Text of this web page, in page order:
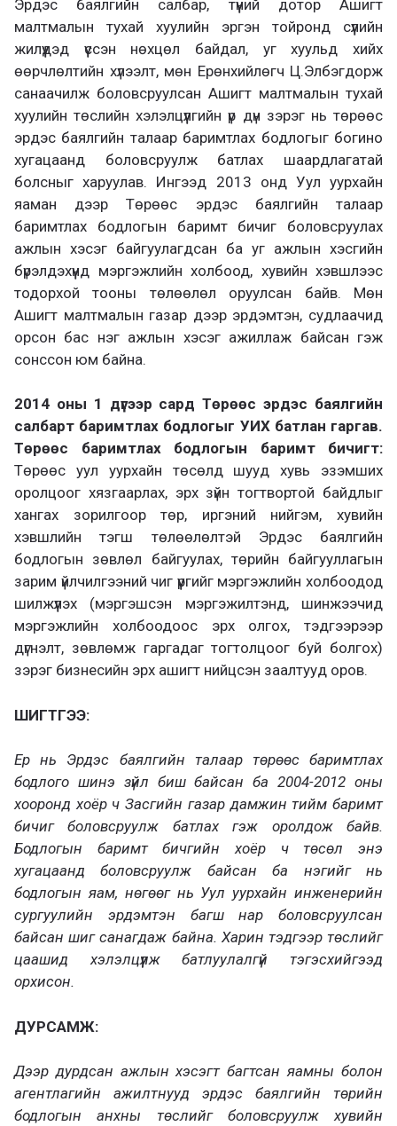
Эрдэс баялгийн салбар, түүний дотор Ашигт
малтмалын тухай хуулийн эргэн тойронд сүүлийн
жилүүдэд үүссэн нөхцөл байдал, уг хуульд хийх
өөрчлөлтийн хүлээлт, мөн Ерөнхийлөгч Ц.Элбэгдорж
санаачилж боловсруулсан Ашигт малтмалын тухай
хуулийн төслийн хэлэлцүүлгийн үр дүн зэрэг нь төрөөс
эрдэс баялгийн талаар баримтлах бодлогыг богино
хугацаанд боловсруулж батлах шаардлагатай
болсныг харуулав. Ингээд 2013 онд Уул уурхайн
яаман дээр Төрөөс эрдэс баялгийн талаар
баримтлах бодлогын баримт бичиг боловсруулах
ажлын хэсэг байгуулагдсан ба уг ажлын хэсгийн
бүрэлдэхүүнд мэргэжлийн холбоод, хувийн хэвшлээс
тодорхой тооны төлөөлөл оруулсан байв. Мөн
Ашигт малтмалын газар дээр эрдэмтэн, судлаачид
орсон бас нэг ажлын хэсэг ажиллаж байсан гэж
сонссон юм байна.
2014 оны 1 дүгээр сард Төрөөс эрдэс баялгийн
салбарт баримтлах бодлогыг УИХ батлан гаргав.
Төрөөс баримтлах бодлогын баримт бичигт:
Төрөөс уул уурхайн төсөлд шууд хувь эзэмших
оролцоог хязгаарлах, эрх зүйн тогтвортой байдлыг
хангах зорилгоор төр, иргэний нийгэм, хувийн
хэвшлийн тэгш төлөөлөлтэй Эрдэс баялгийн
бодлогын зөвлөл байгуулах, төрийн байгууллагын
зарим үйлчилгээний чиг үүргийг мэргэжлийн холбоодод
шилжүүлэх (мэргэшсэн мэргэжилтэнд, шинжээчид
мэргэжлийн холбоодоос эрх олгох, тэдгээрээр
дүгнэлт, зөвлөмж гаргадаг тогтолцоог буй болгох)
зэрэг бизнесийн эрх ашигт нийцсэн заалтууд оров.
ШИГТГЭЭ:
Ер нь Эрдэс баялгийн талаар төрөөс баримтлах
бодлого шинэ зүйл биш байсан ба 2004-2012 оны
хооронд хоёр ч Засгийн газар дамжин тийм баримт
бичиг боловсруулж батлах гэж оролдож байв.
Бодлогын баримт бичгийн хоёр ч төсөл энэ
хугацаанд боловсруулж байсан ба нэгийг нь
бодлогын яам, нөгөөг нь Уул уурхайн инженерийн
сургуулийн эрдэмтэн багш нар боловсруулсан
байсан шиг санагдаж байна. Харин тэдгээр төслийг
цаашид хэлэлцүүлж батлуулалгүй тэгэсхийгээд
орхисон.
ДУРСАМЖ:
Дээр дурдсан ажлын хэсэгт багтсан яамны болон
агентлагийн ажилтнууд эрдэс баялгийн төрийн
бодлогын анхны төслийг боловсруулж хувийн